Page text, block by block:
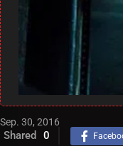
Sep. 30, 2016
Shared 0